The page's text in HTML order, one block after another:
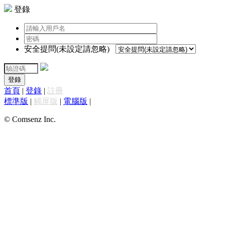
登錄
安全提問(未設定請忽略)
登錄
首頁 | 登錄 | 註冊
標準版 | 觸屏版 | 電腦版 |
© Comsenz Inc.